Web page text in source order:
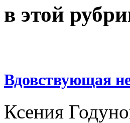
в этой
Вдовствующая
Ксения